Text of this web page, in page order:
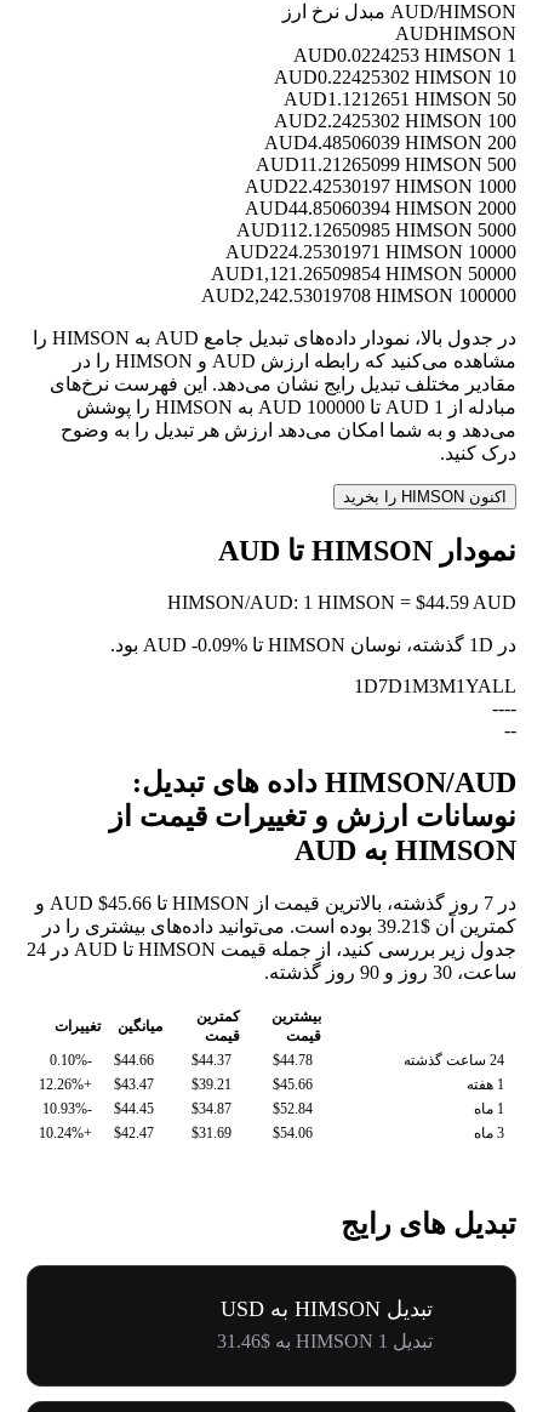
AUD/HIMSON مبدل نرخ ارز
AUDHIMSON
1 AUD
0.0224253 HIMSON
10 AUD
0.22425302 HIMSON
50 AUD
1.1212651 HIMSON
100 AUD
2.2425302 HIMSON
200 AUD
4.48506039 HIMSON
500 AUD
11.21265099 HIMSON
1000 AUD
22.42530197 HIMSON
2000 AUD
44.85060394 HIMSON
5000 AUD
112.12650985 HIMSON
10000 AUD
224.25301971 HIMSON
50000 AUD
1,121.26509854 HIMSON
100000 AUD
2,242.53019708 HIMSON
در جدول بالا، نمودار داده‌های تبدیل جامع AUD به HIMSON را
مشاهده می‌کنید که رابطه ارزش AUD و HIMSON را در
مقادیر مختلف تبدیل رایج نشان می‌دهد. این فهرست نرخ‌های
مبادله از 1 AUD تا 100000 AUD به HIMSON را پوشش
می‌دهد و به شما امکان می‌دهد ارزش هر تبدیل را به وضوح
درک کنید.
اکنون HIMSON را بخرید
نمودار HIMSON تا AUD
HIMSON/AUD: 1 HIMSON = $44.59 AUD
در 1D گذشته، نوسان HIMSON تا AUD -0.09%
بود.
1D7D1M3M1YALL
--
--
--
HIMSON/AUD داده های تبدیل:
نوسانات ارزش و تغییرات قیمت از
HIMSON به AUD
در 7 روز گذشته، بالاترین قیمت از HIMSON تا AUD $45.66 و
کمترین آن $39.21 بوده است. می‌توانید داده‌های بیشتری را در
جدول زیر بررسی کنید، از جمله قیمت HIMSON تا AUD در 24
ساعت، 30 روز و 90 روز گذشته.
بیشترین
قیمت
کمترین
قیمت
میانگین
تغییرات
24 ساعت گذشته
$44.78
$44.37
$44.66
-0.10%
1 هفته
$45.66
$39.21
$43.47
+12.26%
1 ماه
$52.84
$34.87
$44.45
-10.93%
3 ماه
$54.06
$31.69
$42.47
+10.24%
تبدیل های رایج
تبدیل HIMSON به USD
تبدیل 1 HIMSON به $31.46